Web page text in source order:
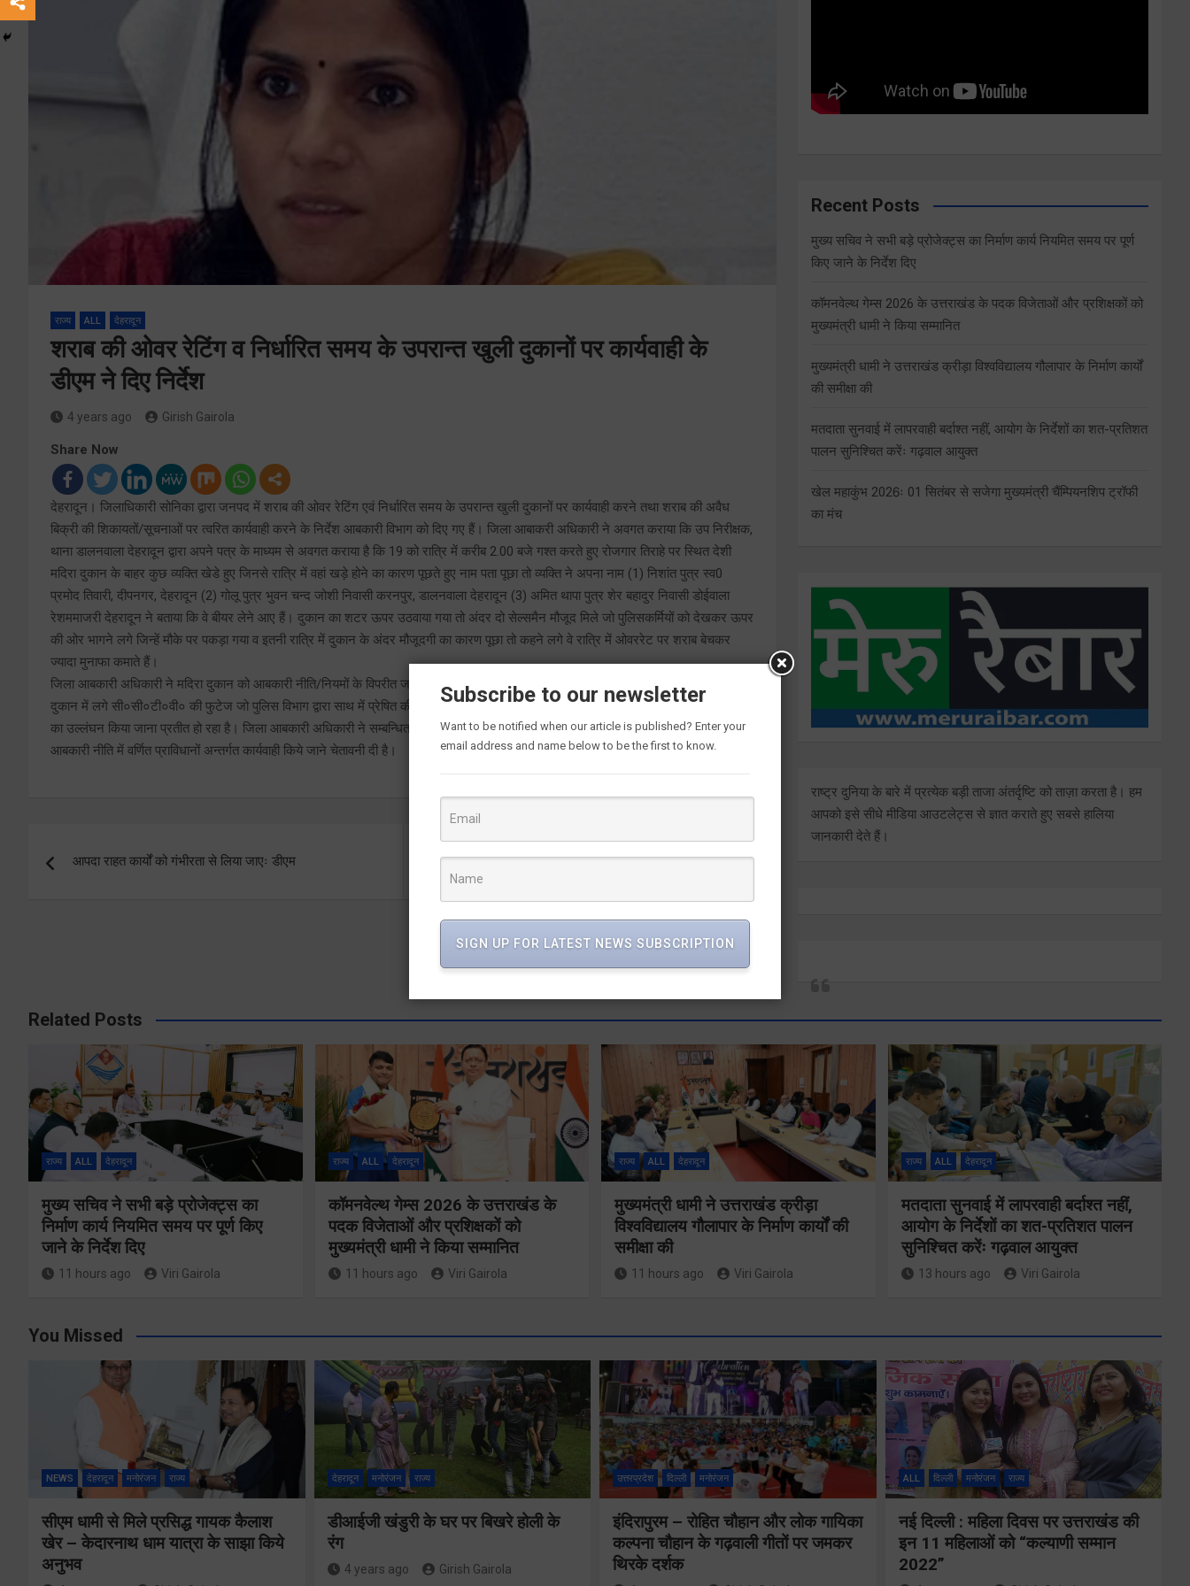
राज्य ALL देहरादून
शराब की ओवर रेटिंग व निर्धारित समय के उपरान्त खुली दुकानों पर कार्यवाही के
डीएम ने दिए निर्देश
4 years ago Girish Gairola
Share Now
देहरादून। जिलाधिकारी सोनिका द्वारा जनपद में शराब की ओवर रेटिंग एवं निर्धारित समय के उपरान्त खुली दुकानों पर कार्यवाही करने तथा शराब की अवैध
बिक्री की शिकायतों/सूचनाओं पर त्वरित कार्यवाही करने के निर्देश आबकारी विभाग को दिए गए हैं। जिला आबाकरी अधिकारी ने अवगत कराया कि उप निरीक्षक,
थाना डालनवाला देहरादून द्वारा अपने पत्र के माध्यम से अवगत कराया है कि 19 को रात्रि में करीब 2.00 बजे गश्त करते हुए रोजगार तिराहे पर स्थित देशी
मदिरा दुकान के बाहर कुछ व्यक्ति खेडे हुए जिनसे रात्रि में वहां खड़े होने का कारण पूछते हुए नाम पता पूछा तो व्यक्ति ने अपना नाम (1) निशांत पुत्र स्व0
प्रमोद तिवारी, दीपनगर, देहरादून (2) गोलू पुत्र भुवन चन्द जोशी निवासी करनपुर, डालनवाला देहरादून (3) अमित थापा पुत्र शेर बहादुर निवासी डोईवाला
रेशममाजरी देहरादून ने बताया कि वे बीयर लेने आए हैं। दुकान का शटर ऊपर उठवाया गया तो अंदर दो सेल्समैन मौजूद मिले जो पुलिसकर्मियों को देखकर ऊपर
की ओर भागने लगे जिन्हें मौके पर पकड़ा गया व इतनी रात्रि में दुकान के अंदर मौजूदगी का कारण पूछा तो कहने लगे वे रात्रि में ओवररेट पर शराब बेचकर
ज्यादा मुनाफा कमाते हैं।
जिला आबकारी अधिकारी ने मदिरा दुकान को आबकारी नीति/नियमों के विपरीत जानबूझकर देर रात्रि को ज्यादा मुनाफा कमाने के लिए खुलवाया गया तथा
दुकान में लगे सी०सी०टी०वी० की फुटेज जो पुलिस विभाग द्वारा साथ में प्रेषित की गयी है जिसमें आबकारी नीति विषयक नियमावली 2021 में दिये गये प्राविधानों
का उल्लंघन किया जाना प्रतीत हो रहा है। जिला आबकारी अधिकारी ने सम्बन्धित अनुज्ञापी का स्पष्टीकरण तलब करते हुए नियमों के उल्लंघन की पुष्टि होने पर
आबकारी नीति में वर्णित प्राविधानों अन्तर्गत कार्यवाही किये जाने चेतावनी दी है।
navigation
आपदा राहत कार्यों को गंभीरता से लिया जाएः डीएम अंतरराष्ट्रीय वृद्धजन दिवस के उपलक्ष्य में हेल्पेज इंडिया ने की गोष्ठी
Recent Posts
मुख्य सचिव ने सभी बड़े प्रोजेक्ट्स का निर्माण कार्य नियमित समय पर पूर्ण
किए जाने के निर्देश दिए
कॉमनवेल्थ गेम्स 2026 के उत्तराखंड के पदक विजेताओं और प्रशिक्षकों को
मुख्यमंत्री धामी ने किया सम्मानित
मुख्यमंत्री धामी ने उत्तराखंड क्रीड़ा विश्वविद्यालय गौलापार के निर्माण कार्यों
की समीक्षा की
मतदाता सुनवाई में लापरवाही बर्दाश्त नहीं, आयोग के निर्देशों का शत-प्रतिशत
पालन सुनिश्चित करेंः गढ़वाल आयुक्त
खेल महाकुंभ 2026ः 01 सितंबर से सजेगा मुख्यमंत्री चैंम्पियनशिप ट्रॉफी
का मंच
राष्ट्र दुनिया के बारे में प्रत्येक बड़ी ताजा अंतर्दृष्टि को ताज़ा करता है। हम
आपको इसे सीधे मीडिया आउटलेट्स से ज्ञात कराते हुए सबसे हालिया
जानकारी देते हैं।
Related Posts
राज्य ALL देहरादून
मुख्य सचिव ने सभी बड़े प्रोजेक्ट्स का
निर्माण कार्य नियमित समय पर पूर्ण किए
जाने के निर्देश दिए
11 hours ago Viri Gairola
राज्य ALL देहरादून
कॉमनवेल्थ गेम्स 2026 के उत्तराखंड के
पदक विजेताओं और प्रशिक्षकों को
मुख्यमंत्री धामी ने किया सम्मानित
11 hours ago Viri Gairola
राज्य ALL देहरादून
मुख्यमंत्री धामी ने उत्तराखंड क्रीड़ा
विश्वविद्यालय गौलापार के निर्माण कार्यों की
समीक्षा की
11 hours ago Viri Gairola
राज्य ALL देहरादून
मतदाता सुनवाई में लापरवाही बर्दाश्त नहीं,
आयोग के निर्देशों का शत-प्रतिशत पालन
सुनिश्चित करेंः गढ़वाल आयुक्त
13 hours ago Viri Gairola
You Missed
NEWS देहरादून मनोरंजन राज्य
सीएम धामी से मिले प्रसिद्ध गायक कैलाश
खेर – केदारनाथ धाम यात्रा के साझा किये
अनुभव
देहरादून मनोरंजन राज्य
डीआईजी खंडुरी के घर पर बिखरे होली के
रंग
4 years ago Girish Gairola
उत्तरप्रदेश दिल्ली मनोरंजन
इंदिरापुरम – रोहित चौहान और लोक गायिका
कल्पना चौहान के गढ़वाली गीतों पर जमकर
थिरके दर्शक
ALL दिल्ली मनोरंजन राज्य
नई दिल्ली : महिला दिवस पर उत्तराखंड की
इन 11 महिलाओं को “कल्याणी सम्मान
2022”
मतदाता सुनवाई में
लापरवाही बर्दाश्त
नहीं, आयोग के
निर्देशों का शत-
प्रतिशत पालन
मुख्य सचिव ने
सभी बड़े
प्रोजेक्ट्स का
निर्माण कार्य
नियमित समय पर
पूर्ण किए जाने के
कॉमनवेल्थ गेम्स
2026 के
उत्तराखंड के
पदक विजेताओं
और प्रशिक्षकों को
मुख्यमंत्री धामी ने
Subscribe to our newsletter
Want to be notified when our article is published? Enter your
email address and name below to be the first to know.
SIGN UP FOR LATEST NEWS SUBSCRIPTION